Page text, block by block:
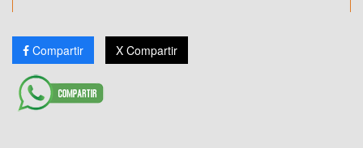
Compartir X Compartir